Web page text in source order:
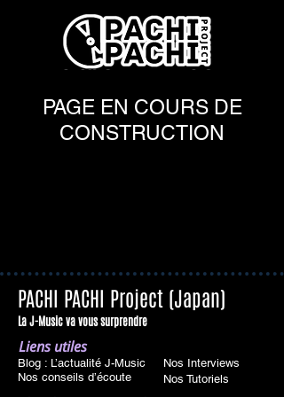
PAGE EN COURS DE
CONSTRUCTION
PACHI PACHI Project (Japan)
La J-Music va vous surprendre
Liens utiles
Blog : L’actualité J-Music
Nos Interviews
Nos Tutoriels
Nos conseils d’écoute